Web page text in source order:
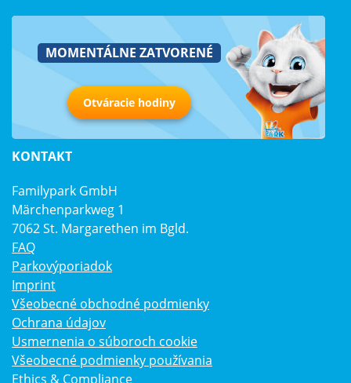
MOMENTÁLNE ZATVORENÉ
Otváracie hodiny
KONTAKT
Familypark GmbH
Märchenparkweg 1
7062 St. Margarethen im Bgld.
FAQ
Parkovýporiadok
Imprint
Všeobecné obchodné podmienky
Ochrana údajov
Usmernenia o súboroch cookie
Všeobecné podmienky používania
Ethics & Compliance